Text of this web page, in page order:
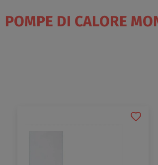
POMPE DI CALORE